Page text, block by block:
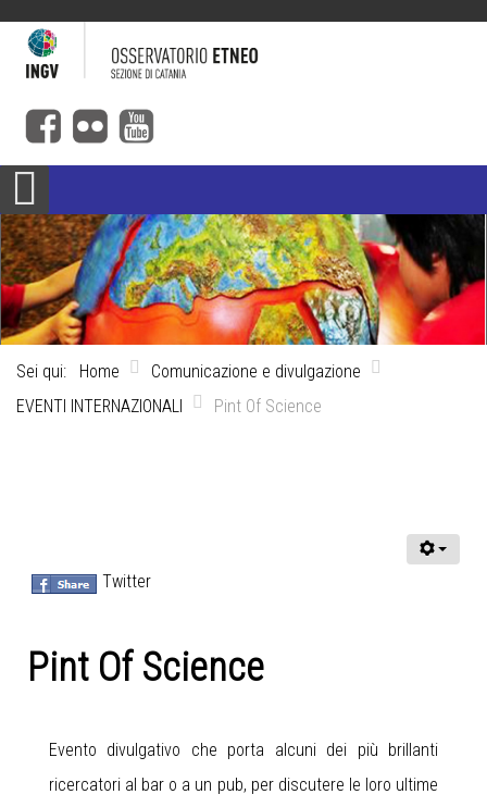
Sei qui: Home
Comunicazione e divulgazione
EVENTI INTERNAZIONALI
Pint Of Science
Twitter
Pint Of Science
Evento divulgativo che porta alcuni dei più brillanti
ricercatori al bar o a un pub, per discutere le loro ultime